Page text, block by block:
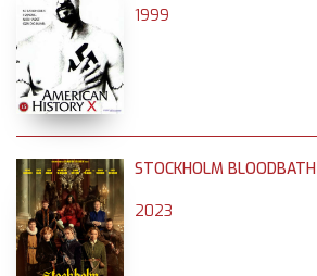
1999
STOCKHOLM BLOODBATH
2023